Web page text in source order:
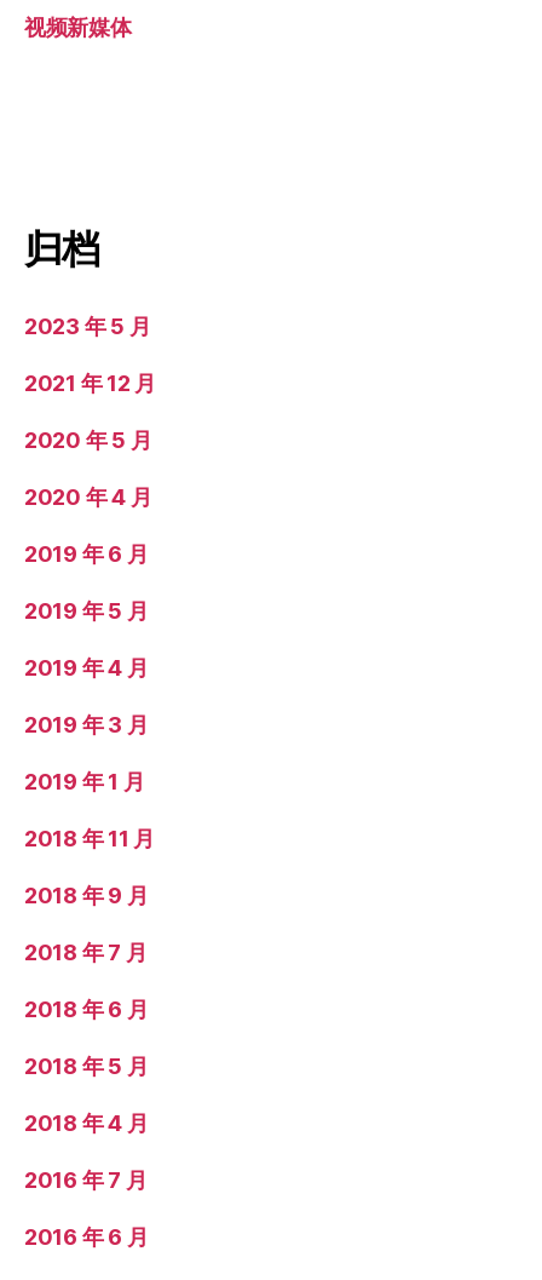
视频新媒体
归档
2023 年 5 月
2021 年 12 月
2020 年 5 月
2020 年 4 月
2019 年 6 月
2019 年 5 月
2019 年 4 月
2019 年 3 月
2019 年 1 月
2018 年 11 月
2018 年 9 月
2018 年 7 月
2018 年 6 月
2018 年 5 月
2018 年 4 月
2016 年 7 月
2016 年 6 月